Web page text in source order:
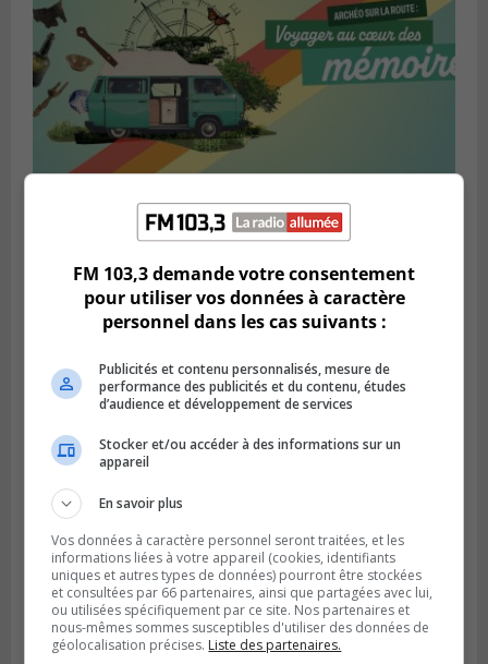
Publié le 5 août 2026 à 13h50
Le Mois de l’archéologie bat son plein sur
LA PRAIRIE
Publié le 5 août 2026 à 11h59
La Prairie loue des espaces de glace
jusqu’en avril 2027
FM 103,3 demande votre consentement
pour utiliser vos données à caractère
personnel dans les cas suivants :
Publicités et contenu personnalisés, mesure de
performance des publicités et du contenu, études
d’audience et développement de services
Stocker et/ou accéder à des informations sur un
appareil
En savoir plus
Vos données à caractère personnel seront traitées, et les
informations liées à votre appareil (cookies, identifiants
uniques et autres types de données) pourront être stockées
et consultées par 66 partenaires, ainsi que partagées avec lui,
ou utilisées spécifiquement par ce site. Nos partenaires et
nous-mêmes sommes susceptibles d'utiliser des données de
géolocalisation précises. Liste des partenaires.